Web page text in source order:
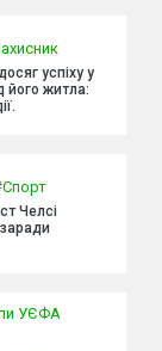
успіху у
його житла:
Спорт
Челсі
УЄФА